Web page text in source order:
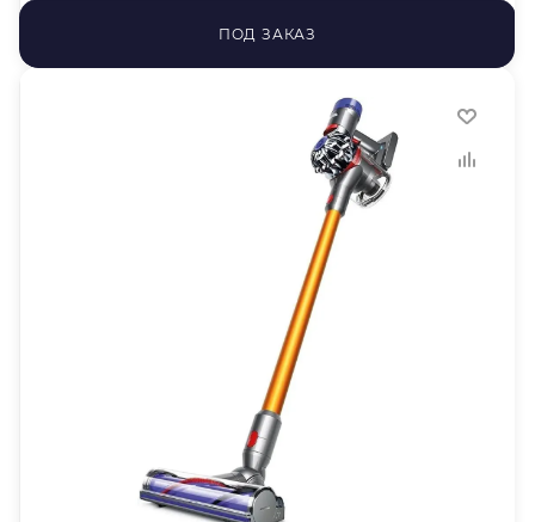
ПОД ЗАКАЗ